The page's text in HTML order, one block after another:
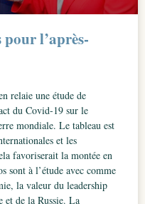
l’après-
relaie une étude de
du Covid-19 sur le
mondiale. Le tableau est
et les
favoriserait la montée en
sont à l’étude avec comme
la valeur du leadership
et de la Russie. La